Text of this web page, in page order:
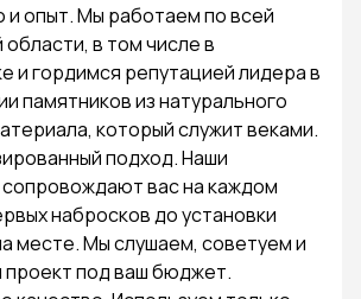
и опыт. Мы работаем по всей
в том числе в
и гордимся репутацией лидера в
памятников из натурального
который служит веками.
подход. Наши
вас на каждом
набросков до установки
месте. Мы слушаем, советуем и
проект под ваш бюджет.